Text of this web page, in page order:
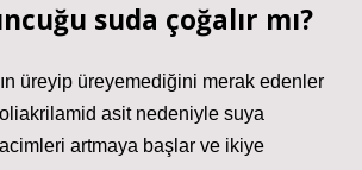
suda çoğalır mı?
üreyip üreyemediğini merak edenler
asit nedeniyle suya
artmaya başlar ve ikiye